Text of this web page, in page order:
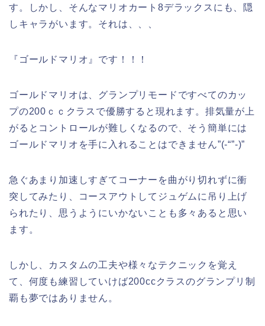
す。しかし、そんなマリオカート8デラックスにも、隠
しキャラがいます。それは、、、
『ゴールドマリオ』です！！！
ゴールドマリオは、グランプリモードですべてのカッ
プの200ｃｃクラスで優勝すると現れます。排気量が上
がるとコントロールが難しくなるので、そう簡単には
ゴールドマリオを手に入れることはできません”(-“”-)”
急ぐあまり加速しすぎてコーナーを曲がり切れずに衝
突してみたり、コースアウトしてジュゲムに吊り上げ
られたり、思うようにいかないことも多々あると思い
ます。
しかし、カスタムの工夫や様々なテクニックを覚え
て、何度も練習していけば200ccクラスのグランプリ制
覇も夢ではありません。